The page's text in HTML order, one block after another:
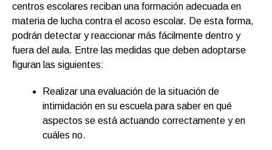
centros escolares reciban una formación adecuada en
materia de lucha contra el acoso escolar. De esta forma,
podrán detectar y reaccionar más fácilmente dentro y
fuera del aula. Entre las medidas que deben adoptarse
figuran las siguientes:
Realizar una evaluación de la situación de
intimidación en su escuela para saber en qué
aspectos se está actuando correctamente y en
cuáles no.